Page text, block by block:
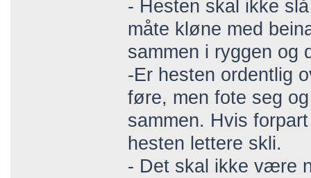
- Hesten skal ikke
måte kløne med
sammen i ryggen og
-Er hesten ordentlig
føre, men fote seg
sammen. Hvis
hesten lettere skli.
- Det skal ikke være